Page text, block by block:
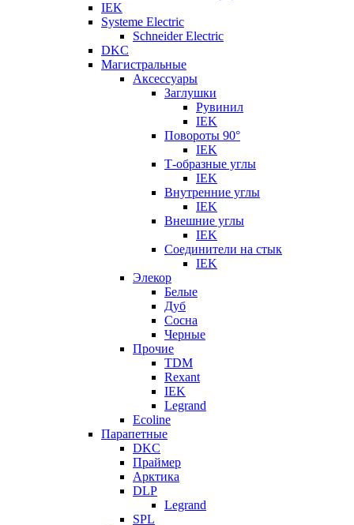
IEK
Systeme Electric
Schneider Electric
DKC
Магистральные
Аксессуары
Заглушки
Рувинил
IEK
Повороты 90°
IEK
Т-образные углы
IEK
Внутренние углы
IEK
Внешние углы
IEK
Соединители на стык
IEK
Элекор
Белые
Дуб
Сосна
Черные
Прочие
TDM
Rexant
IEK
Legrand
Ecoline
Парапетные
DKC
Праймер
Арктика
DLP
Legrand
SPL